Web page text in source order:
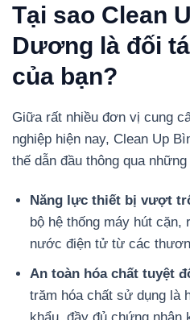
Tại sao Clean
Dương là đối
của bạn?
Giữa rất nhiều đơn vị cung
nghiệp hiện nay, Clean Up
thế dẫn đầu thông qua
Năng lực thiết bị vượt
bộ hệ thống máy hút cặn,
nước điện tử từ các
An toàn hóa chất tuyệt
trăm hóa chất sử dụng là